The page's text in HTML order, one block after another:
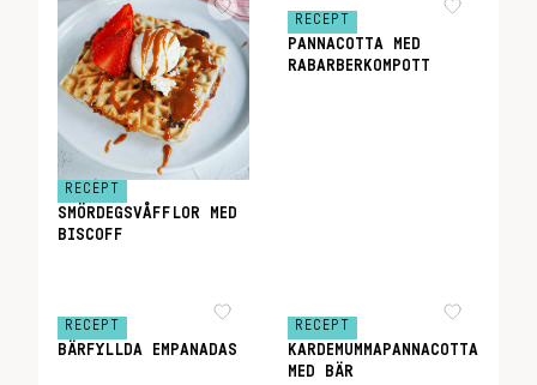
RECEPT
SMÖRDEGSVÅFFLOR MED
BISCOFF
RECEPT
PANNACOTTA MED
RABARBERKOMPOTT
RECEPT
BÄRFYLLDA EMPANADAS
RECEPT
KARDEMUMMAPANNACOTTA
MED BÄR